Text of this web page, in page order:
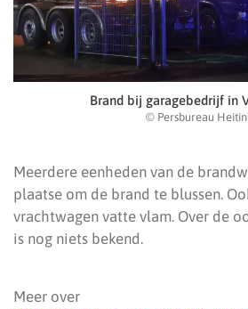
Brand bij garagebedrijf in
© Persbureau
Meerdere eenheden van de
plaatse om de brand te blussen.
vrachtwagen vatte vlam. Over de
is nog niets bekend.
Meer over